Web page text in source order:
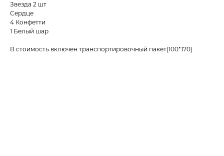
Звезда 2 шт
Сердце
4 Конфетти
1 Белый шар
В стоимость включен транспортировочный пакет(100*170)